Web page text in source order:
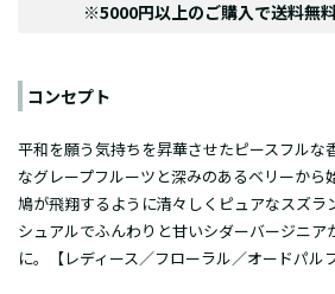
※5000円以上のご購入で送料無
コンセプト
平和を願う気持ちを昇華させたピースフルな
なグレープフルーツと深みのあるベリーから
鳩が飛翔するように清々しくピュアなスズラ
シュアルでふんわりと甘いシダーバージニア
に。【レディース／フローラル／オードパル